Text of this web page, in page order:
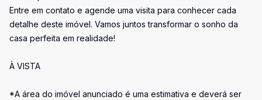
Entre em contato e agende uma visita para conhecer cada
detalhe deste imóvel. Vamos juntos transformar o sonho da
casa perfeita em realidade!
À VISTA
*A área do imóvel anunciado é uma estimativa e deverá ser